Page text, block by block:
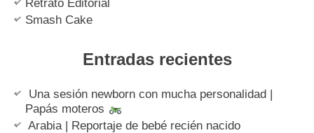
Retrato Editorial
Smash Cake
Entradas recientes
Una sesión newborn con mucha personalidad |
Papás moteros
Arabia | Reportaje de bebé recién nacido